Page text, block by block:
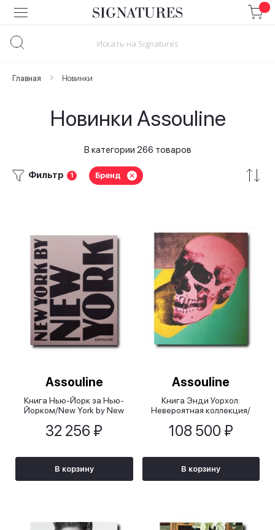
Skip
to
Главная Новинки
Новинки Assouline
В категории 266 товаров
Фильтр 1 Бренд
Assouline
Книга Нью-Йорк за Нью-
Йорком/New York by New
32 256 ₽
В корзину
Assouline
Книга Энди Уорхол:
Невероятная коллекция/
Collection
108 500 ₽
В корзину